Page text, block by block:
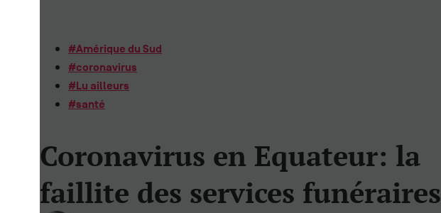
#Amérique du Sud
#coronavirus
#Lu ailleurs
#santé
Coronavirus en Equateur: la
faillite des services funéraires